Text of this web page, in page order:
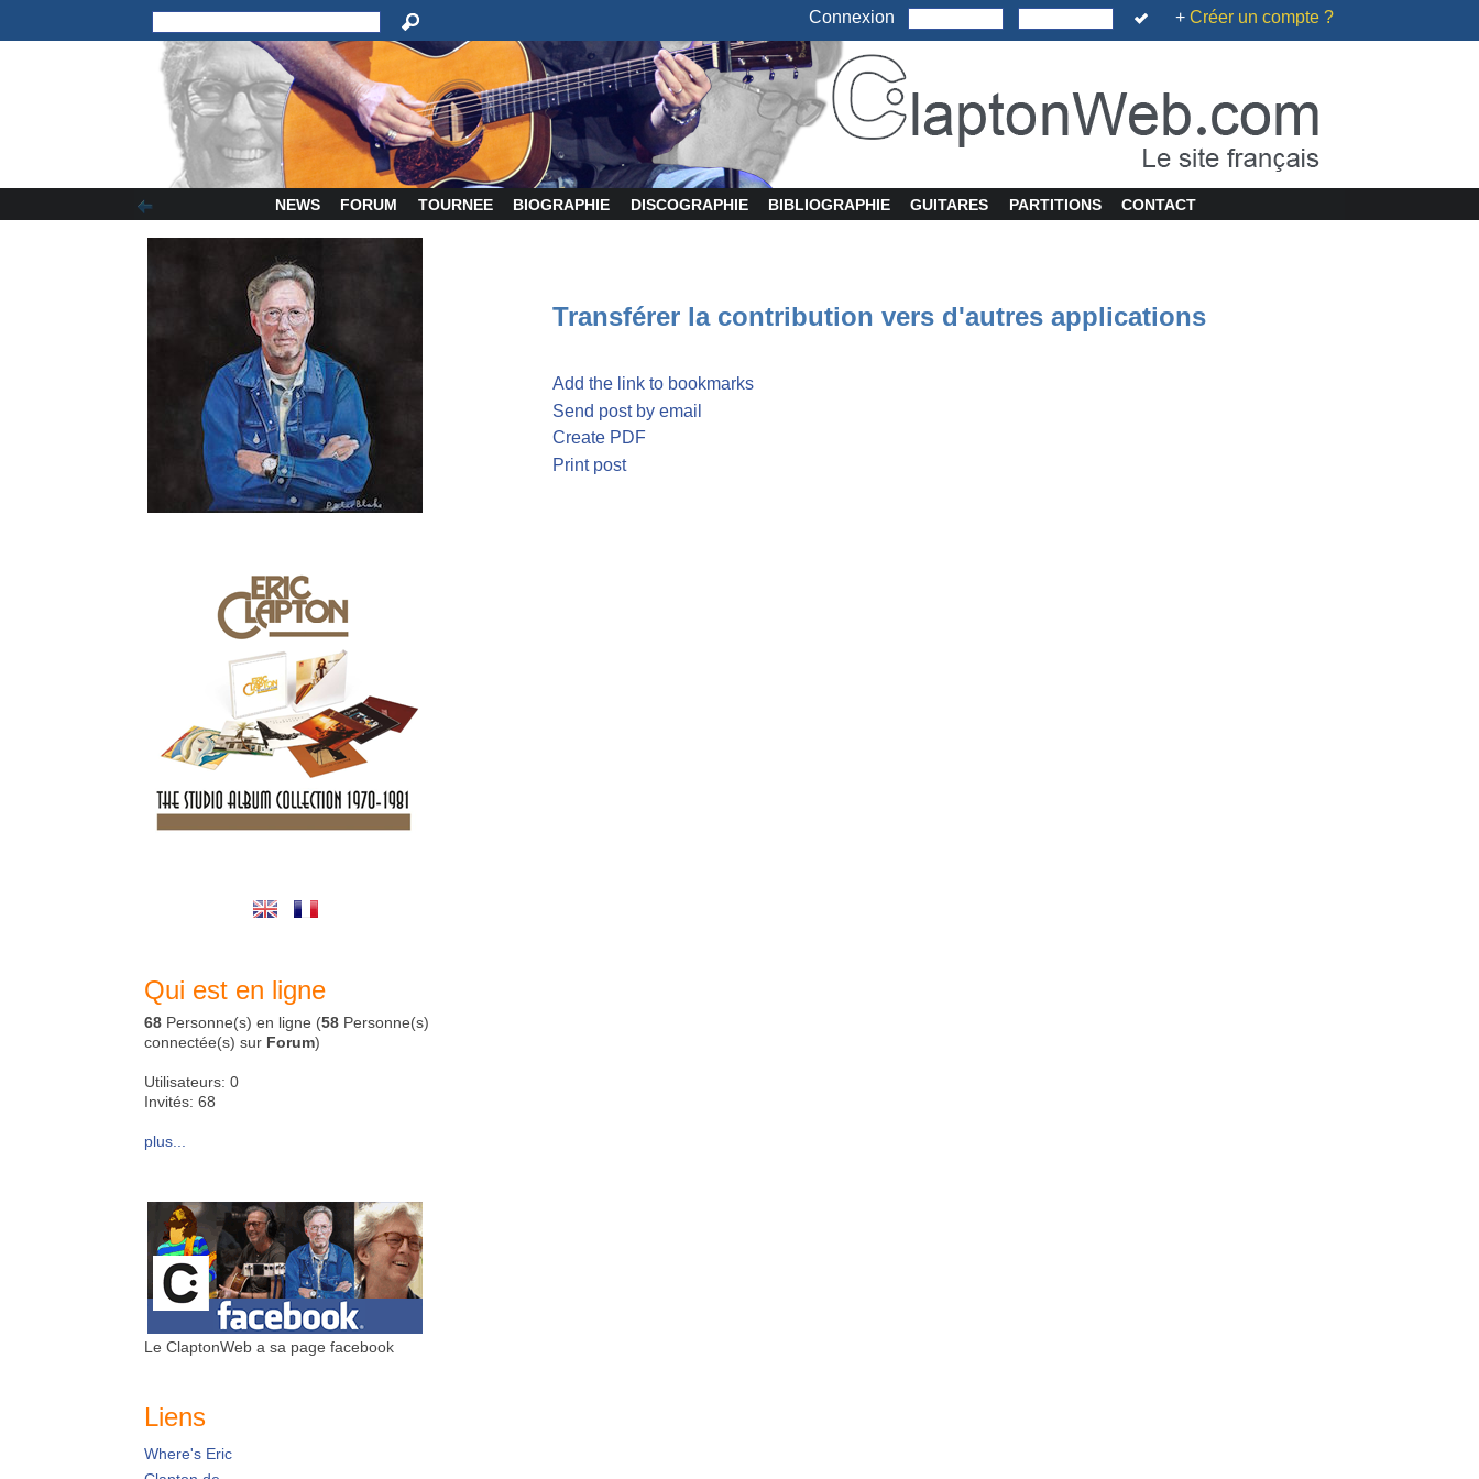
Connexion + Créer un compte ?
NEWS FORUM TOURNEE BIOGRAPHIE DISCOGRAPHIE BIBLIOGRAPHIE GUITARES PARTITIONS CONTACT
Qui est en ligne
68 Personne(s) en ligne (58 Personne(s)
connectée(s) sur Forum)
Utilisateurs: 0
Invités: 68
plus...
Le ClaptonWeb a sa page facebook
Liens
Where's Eric
Transférer la contribution vers d'autres applications
Add the link to bookmarks
Send post by email
Create PDF
Print post